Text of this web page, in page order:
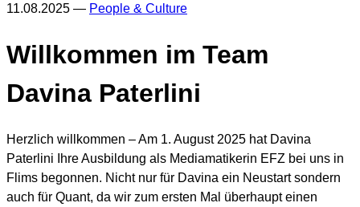
11.08.2025 — People & Culture
Willkommen im Team
Davina Paterlini
Herzlich willkommen – Am 1. August 2025 hat Davina
Paterlini Ihre Ausbildung als Mediamatikerin EFZ bei uns in
Flims begonnen. Nicht nur für Davina ein Neustart sondern
auch für Quant, da wir zum ersten Mal überhaupt einen